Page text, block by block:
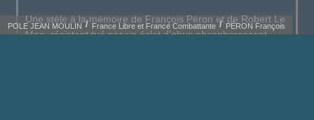
Une stèle à la mémoire de François Péron et de Robert Le
Mao, résistant tué par un éclat d’obus phosphorescent
POLE JEAN MOULIN France Libre et France Combattante PÉRON François